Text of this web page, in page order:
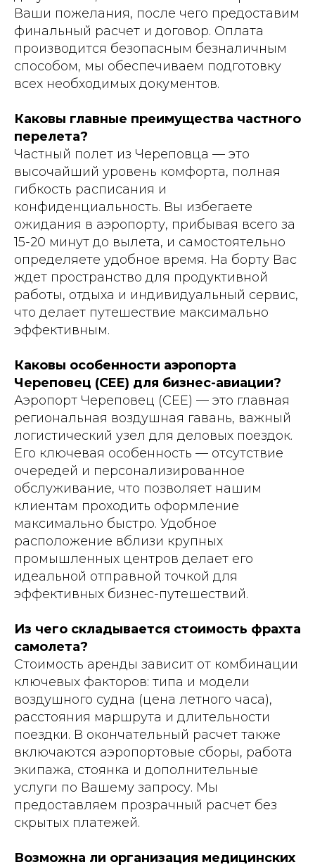
Ваши пожелания, после чего предоставим
финальный расчет и договор. Оплата
производится безопасным безналичным
способом, мы обеспечиваем подготовку
всех необходимых документов.
Каковы главные преимущества частного
перелета?
Частный полет из Череповца — это
высочайший уровень комфорта, полная
гибкость расписания и
конфиденциальность. Вы избегаете
ожидания в аэропорту, прибывая всего за
15-20 минут до вылета, и самостоятельно
определяете удобное время. На борту Вас
ждет пространство для продуктивной
работы, отдыха и индивидуальный сервис,
что делает путешествие максимально
эффективным.
Каковы особенности аэропорта
Череповец (CEE) для бизнес-авиации?
Аэропорт Череповец (CEE) — это главная
региональная воздушная гавань, важный
логистический узел для деловых поездок.
Его ключевая особенность — отсутствие
очередей и персонализированное
обслуживание, что позволяет нашим
клиентам проходить оформление
максимально быстро. Удобное
расположение вблизи крупных
промышленных центров делает его
идеальной отправной точкой для
эффективных бизнес-путешествий.
Из чего складывается стоимость фрахта
самолета?
Стоимость аренды зависит от комбинации
ключевых факторов: типа и модели
воздушного судна (цена летного часа),
расстояния маршрута и длительности
поездки. В окончательный расчет также
включаются аэропортовые сборы, работа
экипажа, стоянка и дополнительные
услуги по Вашему запросу. Мы
предоставляем прозрачный расчет без
скрытых платежей.
Возможна ли организация медицинских